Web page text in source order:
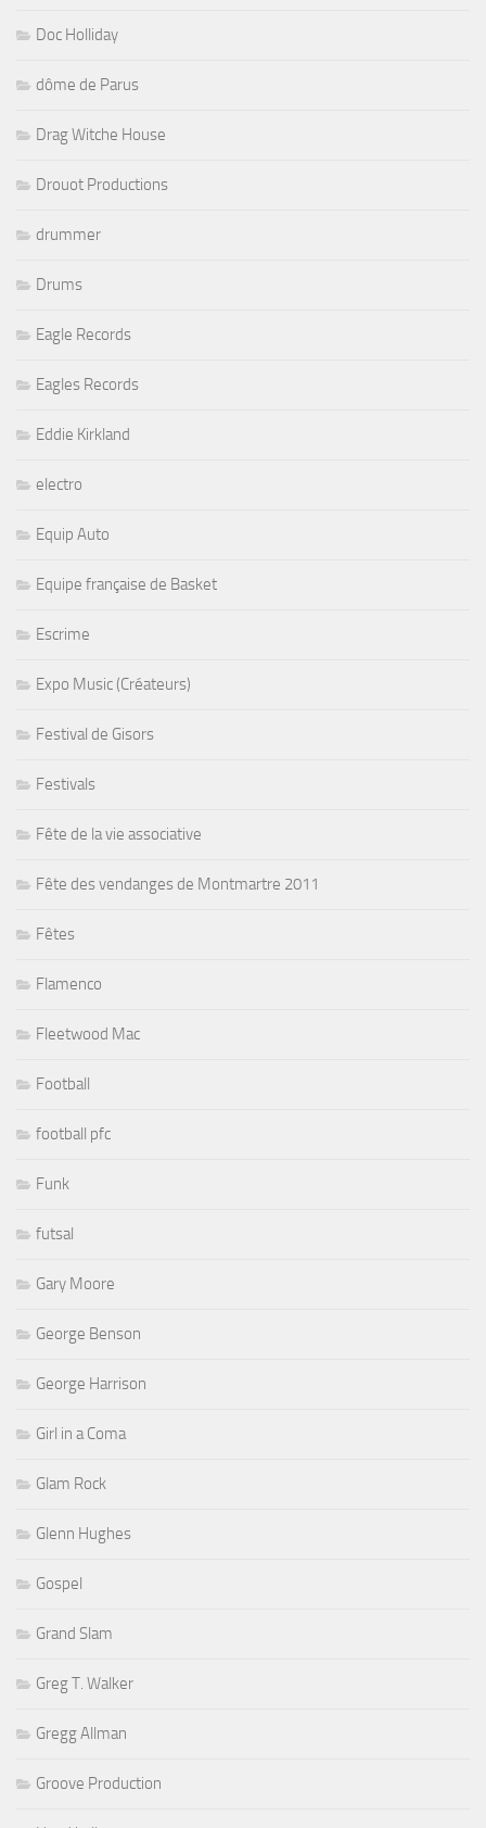
Doc Holliday
dôme de Parus
Drag Witche House
Drouot Productions
drummer
Drums
Eagle Records
Eagles Records
Eddie Kirkland
electro
Equip Auto
Equipe française de Basket
Escrime
Expo Music (Créateurs)
Festival de Gisors
Festivals
Fête de la vie associative
Fête des vendanges de Montmartre 2011
Fêtes
Flamenco
Fleetwood Mac
Football
football pfc
Funk
futsal
Gary Moore
George Benson
George Harrison
Girl in a Coma
Glam Rock
Glenn Hughes
Gospel
Grand Slam
Greg T. Walker
Gregg Allman
Groove Production